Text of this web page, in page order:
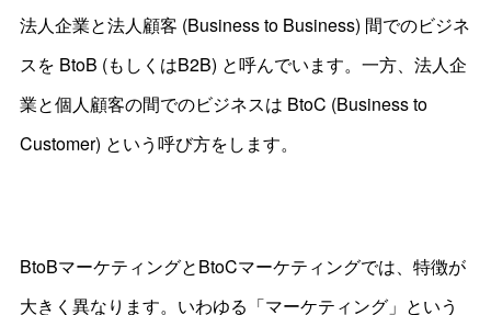
法人企業と法人顧客 (Business to Business) 間でのビジネ
スを BtoB (もしくはB2B) と呼んでいます。一方、法人企
業と個人顧客の間でのビジネスは BtoC (Business to
Customer) という呼び方をします。
BtoBマーケティングとBtoCマーケティングでは、特徴が
大きく異なります。いわゆる「マーケティング」という